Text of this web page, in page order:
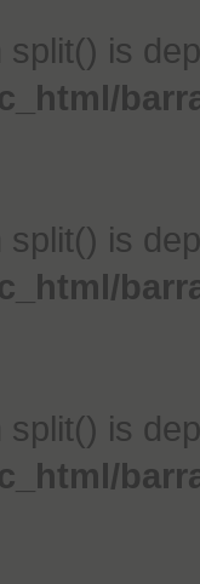
split() is
split() is
split() is